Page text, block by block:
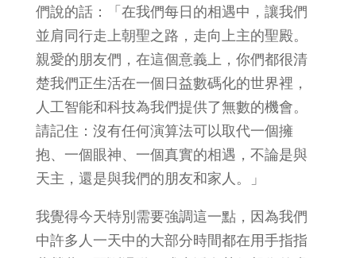
們說的話：「在我們每日的相遇中，讓我們
並肩同行走上朝聖之路，走向上主的聖殿。
親愛的朋友們，在這個意義上，你們都很清
楚我們正生活在一個日益數碼化的世界裡，
人工智能和科技為我們提供了無數的機會。
請記住：沒有任何演算法可以取代一個擁
抱、一個眼神、一個真實的相遇，不論是與
天主，還是與我們的朋友和家人。」
我覺得今天特別需要強調這一點，因為我們
中許多人一天中的大部分時間都在用手指指